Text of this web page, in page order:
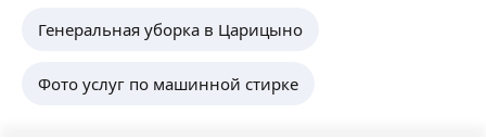
Генеральная уборка в Царицыно
Фото услуг по машинной стирке